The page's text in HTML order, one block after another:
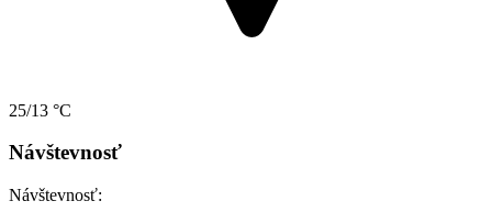
25/13 °C
Návštevnosť
Návštevnosť: